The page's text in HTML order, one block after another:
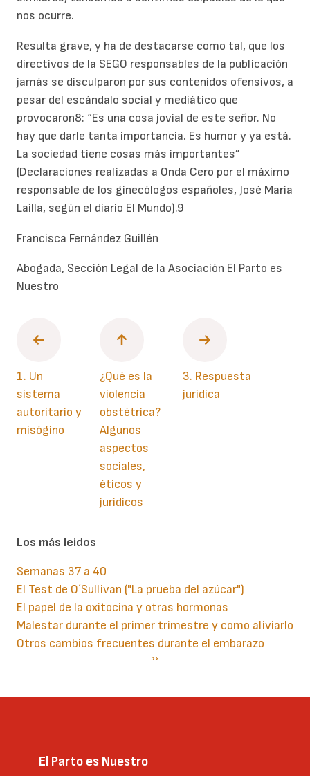
nos ocurre.
Resulta grave, y ha de destacarse como tal, que los
directivos de la SEGO responsables de la publicación
jamás se disculparon por sus contenidos ofensivos, a
pesar del escándalo social y mediático que
provocaron8: “Es una cosa jovial de este señor. No
hay que darle tanta importancia. Es humor y ya está.
La sociedad tiene cosas más importantes”
(Declaraciones realizadas a Onda Cero por el máximo
responsable de los ginecólogos españoles, José María
Laílla, según el diario El Mundo).9
Francisca Fernández Guillén
Abogada, Sección Legal de la Asociación El Parto es
Nuestro
1. Un
sistema
autoritario y
misógino
¿Qué es la
violencia
obstétrica?
Algunos
aspectos
sociales,
éticos y
jurídicos
3. Respuesta
jurídica
Los más leidos
Semanas 37 a 40
El Test de O´Sullivan ("La prueba del azúcar")
El papel de la oxitocina y otras hormonas
Malestar durante el primer trimestre y como aliviarlo
Otros cambios frecuentes durante el embarazo
Siguiente
››
El Parto es Nuestro